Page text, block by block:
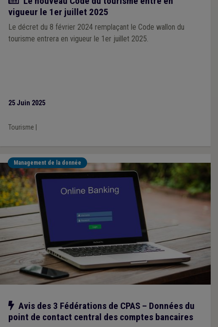
vigueur le 1er juillet 2025
Le décret du 8 février 2024 remplaçant le Code wallon du
tourisme entrera en vigueur le 1er juillet 2025.
25 Juin 2025
Tourisme
Management de la donnée
Notre action
Avis des 3 Fédérations de CPAS – Données du
point de contact central des comptes bancaires